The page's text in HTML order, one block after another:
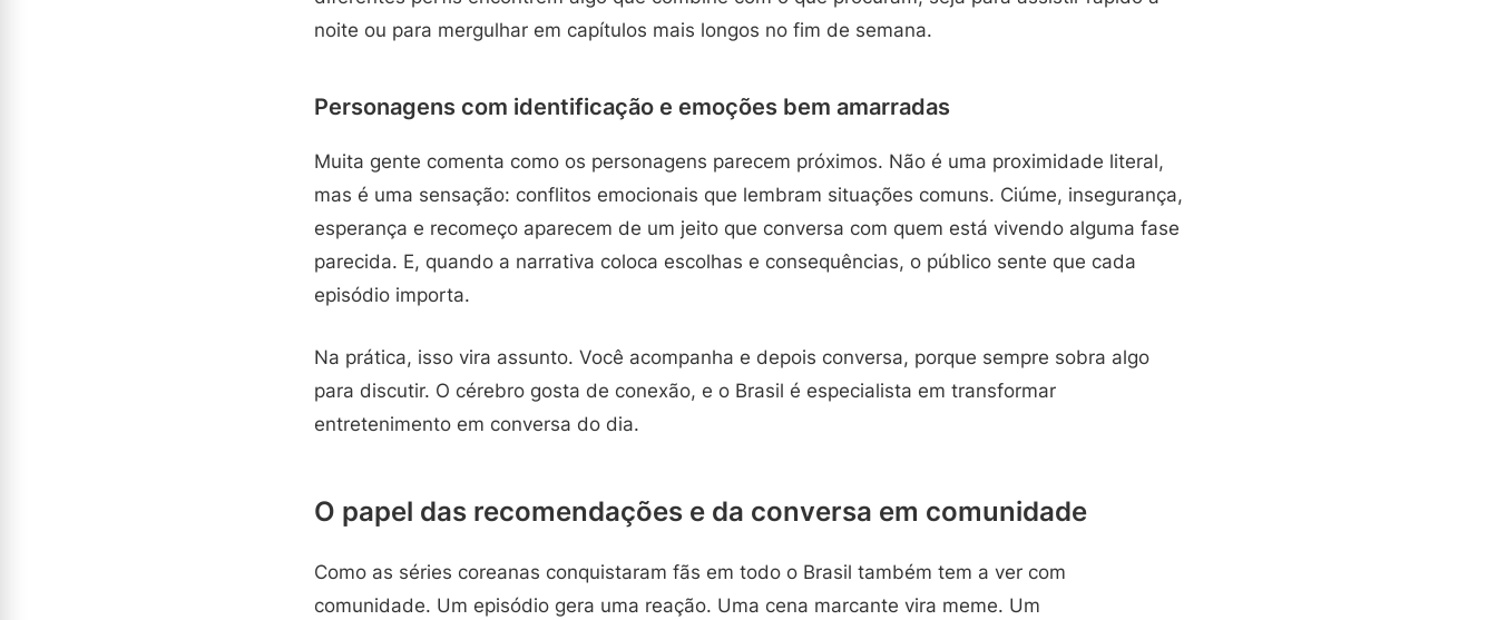
noite ou para mergulhar em capítulos mais longos no fim de semana.
Personagens com identificação e emoções bem amarradas
Muita gente comenta como os personagens parecem próximos. Não é uma proximidade literal,
mas é uma sensação: conflitos emocionais que lembram situações comuns. Ciúme, insegurança,
esperança e recomeço aparecem de um jeito que conversa com quem está vivendo alguma fase
parecida. E, quando a narrativa coloca escolhas e consequências, o público sente que cada
episódio importa.
Na prática, isso vira assunto. Você acompanha e depois conversa, porque sempre sobra algo
para discutir. O cérebro gosta de conexão, e o Brasil é especialista em transformar
entretenimento em conversa do dia.
O papel das recomendações e da conversa em comunidade
Como as séries coreanas conquistaram fãs em todo o Brasil também tem a ver com
comunidade. Um episódio gera uma reação. Uma cena marcante vira meme. Um